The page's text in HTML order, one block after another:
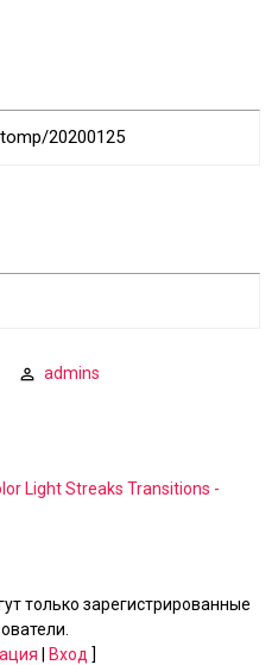
20200125
admins
Light Streaks Transitions -
только зарегистрированные
Вход ]